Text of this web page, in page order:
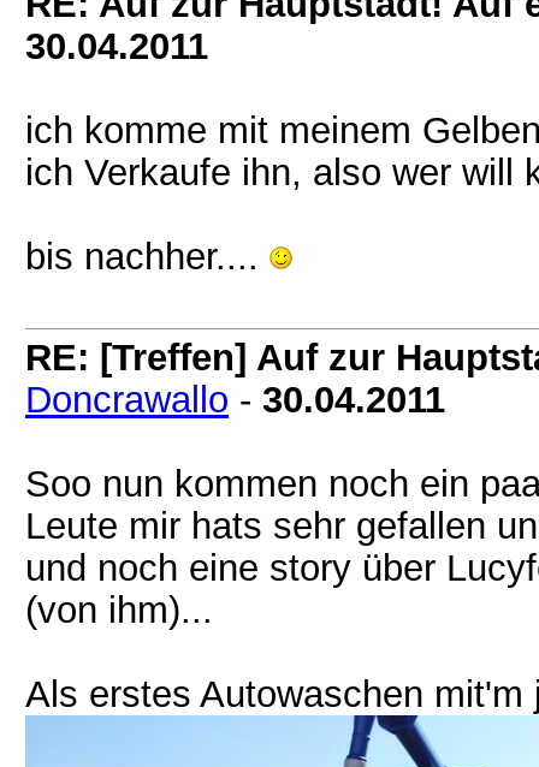
30.04.2011
ich komme mit meinem
ich Verkaufe ihn, also wer will
bis nachher....
RE: [Treffen] Auf zur
Doncrawallo - 30.04.2011
Soo nun kommen noch ein
Leute mir hats sehr gefallen
und noch eine story über
(von ihm)...
Als erstes Autowaschen